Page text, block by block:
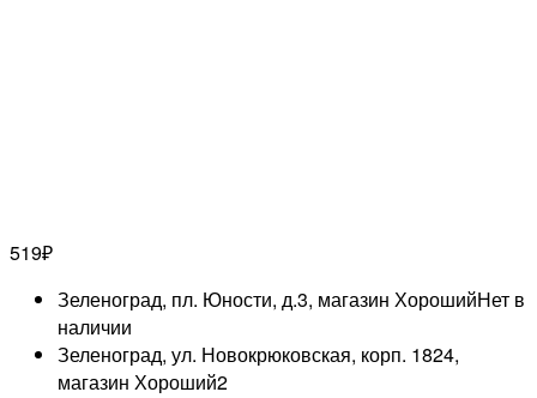
519₽
Зеленоград, пл. Юности, д.3, магазин ХорошийНет в
наличии
Зеленоград, ул. Новокрюковская, корп. 1824,
магазин Хороший2